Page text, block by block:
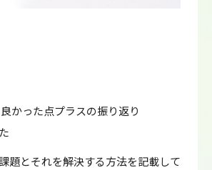
かった点プラスの振り返り
題とそれを解決する方法を記載して